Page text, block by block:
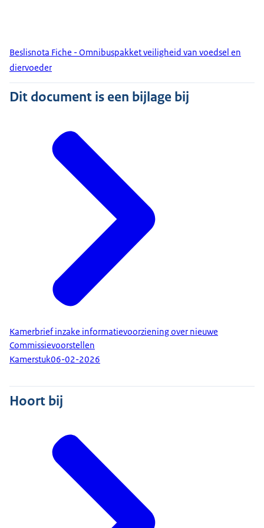
Beslisnota Fiche - Omnibuspakket veiligheid van voedsel en
diervoeder
Dit document is een bijlage bij
Kamerbrief inzake informatievoorziening over nieuwe
Commissievoorstellen
Kamerstuk06-02-2026
Hoort bij